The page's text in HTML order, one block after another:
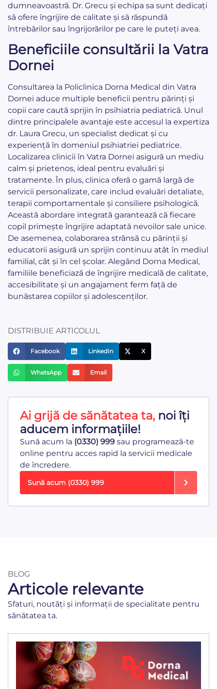
dumneavoastră. Dr. Grecu și echipa sa sunt dedicați
să ofere îngrijire de calitate și să răspundă
întrebărilor sau îngrijorărilor pe care le puteți avea.
Beneficiile consultării la Vatra
Dornei
Consultarea la Policlinica Dorna Medical din Vatra
Dornei aduce multiple beneficii pentru părinți și
copii care caută sprijin în psihiatria pediatrică. Unul
dintre principalele avantaje este accesul la expertiza
dr. Laura Grecu, un specialist dedicat și cu
experiență în domeniul psihiatriei pediatrice.
Localizarea clinicii în Vatra Dornei asigură un mediu
calm și prietenos, ideal pentru evaluări și
tratamente. În plus, clinica oferă o gamă largă de
servicii personalizate, care includ evaluări detaliate,
terapii comportamentale și consiliere psihologică.
Această abordare integrată garantează că fiecare
copil primește îngrijire adaptată nevoilor sale unice.
De asemenea, colaborarea strânsă cu părinții și
educatorii asigură un sprijin continuu atât în mediul
familial, cât și în cel școlar. Alegând Dorna Medical,
familiile beneficiază de îngrijire medicală de calitate,
accesibilitate și un angajament ferm față de
bunăstarea copiilor și adolescenților.
DISTRIBUIE ARTICOLUL
Facebook LinkedIn X
WhatsApp Email
Ai grijă de sănătatea ta, noi îți
aducem informațiile!
Sună acum la (0330) 999 sau programează-te
online pentru acces rapid la servicii medicale
de încredere.
Sună acum (0330) 999
BLOG
Articole relevante
Sfaturi, noutăți și informații de specialitate pentru
sănătatea ta.